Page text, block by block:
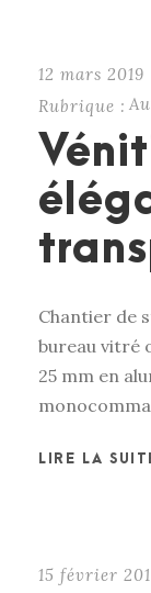
12 mars 2019
Rubrique :
Chantier de
bureau vitré
25 mm en
LIRE LA
15 février